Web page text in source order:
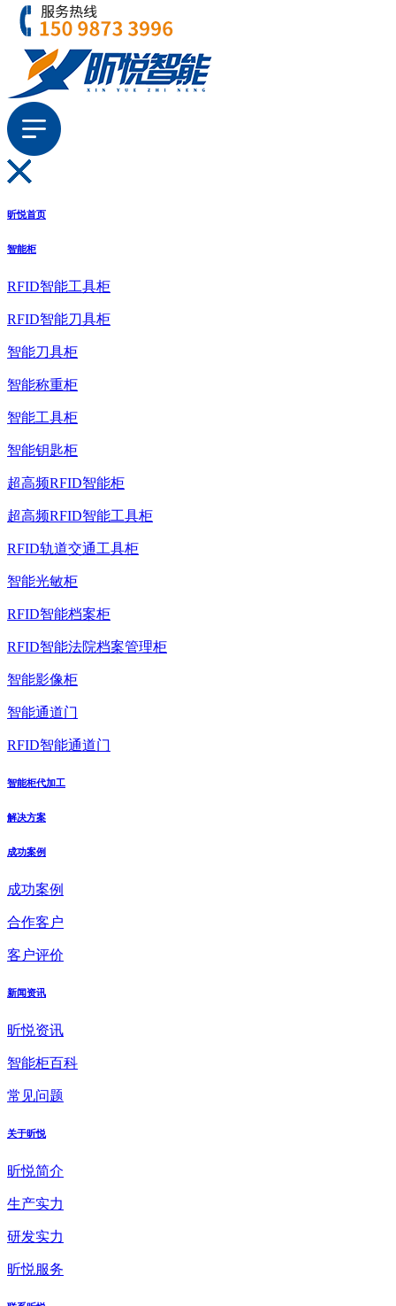
昕悦首页
智能柜
RFID智能工具柜
RFID智能刀具柜
智能刀具柜
智能称重柜
智能工具柜
智能钥匙柜
超高频RFID智能柜
超高频RFID智能工具柜
RFID轨道交通工具柜
智能光敏柜
RFID智能档案柜
RFID智能法院档案管理柜
智能影像柜
智能通道门
RFID智能通道门
智能柜代加工
解决方案
成功案例
成功案例
合作客户
客户评价
新闻资讯
昕悦资讯
智能柜百科
常见问题
关于昕悦
昕悦简介
生产实力
研发实力
昕悦服务